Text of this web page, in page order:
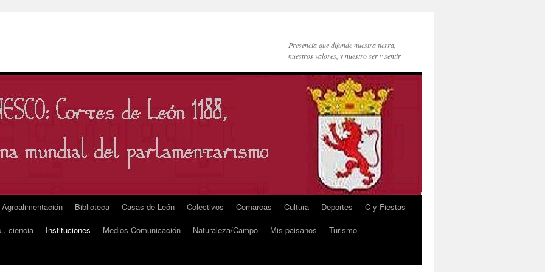
Presencia que difunde nuestra tierra,
nuestros valores, y nuestro ser y sentir
Agroalimentación Biblioteca Casas de León Colectivos Comarcas Cultura Deportes
C y Fiestas
ciencia Instituciones Medios Comunicación Naturaleza/Campo Mis paisanos
Turismo